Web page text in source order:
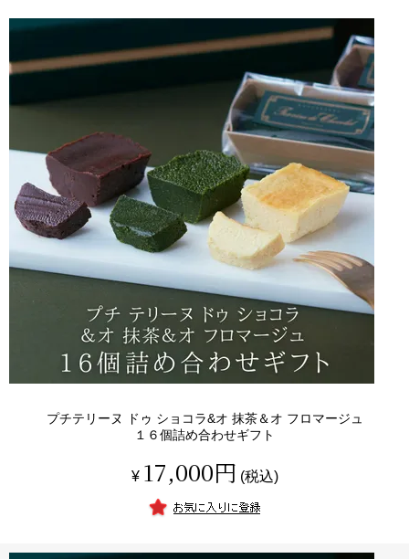
プチテリーヌ ドゥ ショコラ&オ 抹茶＆オ フロマージュ
１６個詰め合わせギフト
¥ 17,000 税込